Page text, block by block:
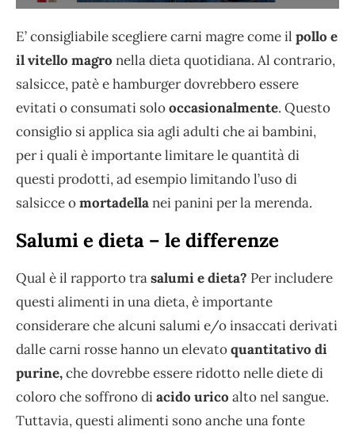
E’ consigliabile scegliere carni magre come il pollo e
il vitello magro nella dieta quotidiana. Al contrario,
salsicce, patè e hamburger dovrebbero essere
evitati o consumati solooccasionalmente. Questo
consiglio si applica sia agli adulti che ai bambini,
per i quali è importante limitare le quantità di
questi prodotti, ad esempio limitando l’uso di
salsicce omortadellanei panini per la merenda.
Salumi e dieta – le differenze
Qual è il rapporto trasalumi e dieta? Per includere
questi alimenti in una dieta, è importante
considerare che alcuni salumi e/o insaccati derivati
​​dalle carni rosse hanno un elevatoquantitativo di
purine,che dovrebbe essere ridotto nelle diete di
coloro che soffrono diacido urico alto nel sangue.
Tuttavia, questi alimenti sono anche una fonte